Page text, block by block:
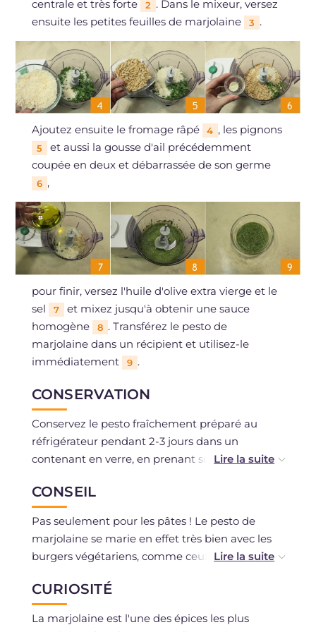
centrale et très forte 2 . Dans le mixeur, versez
ensuite les petites feuilles de marjolaine
3 .
Ajoutez ensuite le fromage râpé 4 , les pignons
5
et aussi la gousse d'ail précédemment
coupée en deux et débarrassée de son germe
6 ,
pour finir, versez l'huile d'olive extra vierge et le
sel
7
et mixez jusqu'à obtenir une sauce
homogène
8 . Transférez le pesto de
marjolaine dans un récipient et utilisez-le
immédiatement
9 .
CONSERVATION
Conservez le pesto fraîchement préparé au
réfrigérateur pendant 2-3 jours dans un
contenant en verre, en prenant soin de
Vous pouvez congeler le pesto dans de petits
pots et le décongeler au réfrigérateur ou à
température ambiante.
CONSEIL
Pas seulement pour les pâtes ! Le pesto de
marjolaine se marie en effet très bien avec les
burgers végétariens, comme ceux de quinoa ou
épicés.
CURIOSITÉ
La marjolaine est l'une des épices les plus